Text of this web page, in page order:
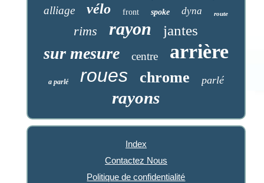
alliage vélo front spoke dyna route
rims rayon jantes
sur mesure centre arrière
a parlé roues chrome parlé
rayons
Index
Contactez Nous
Politique de confidentialité